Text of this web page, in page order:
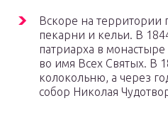
Вскоре на территории
пекарни и кельи. В
патриарха в
во имя Всех Святых. В
колокольню, а через
собор Николая